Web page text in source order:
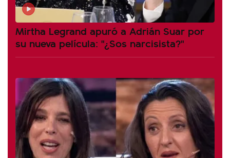
Mirtha Legrand apuró a Adrián Suar por
su nueva película: "¿Sos narcisista?"